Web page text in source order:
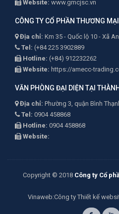
Website: www.gmcjsc.vn
CÔNG TY CỔ PHẦN THƯƠNG
Địa chỉ: Km 35 - Quốc lộ 10 - Xã
Tel: (+84 225 3902889
Hotline: (+84) 912232262
Website: https://amecc-
VĂN PHÒNG ĐẠI DIỆN TẠI
Địa chỉ: Phường 3, quận Bình
Tel: 0904 458868
Hotline: 0904 458868
Website:
Copyright © 2018 Công ty Cổ
Vinaweb:Công ty Thiết kế